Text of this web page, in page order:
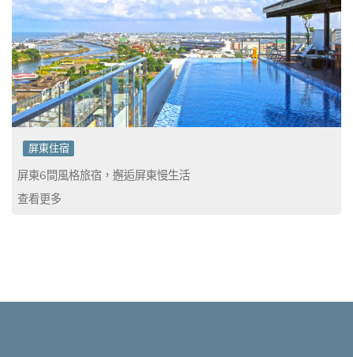
屏東住宿
屏東6間風格旅宿，邂逅屏東慢生活
查看更多